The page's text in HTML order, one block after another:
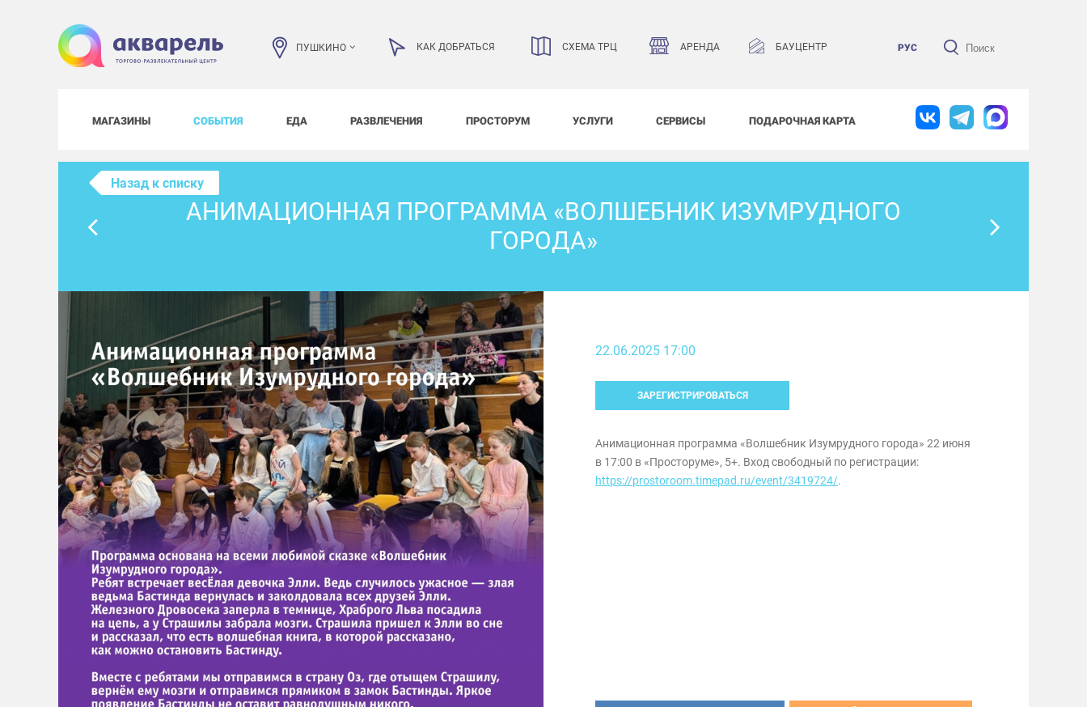
ПУШКИНО КАК ДОБРАТЬСЯ СХЕМА ТРЦ АРЕНДА БАУЦЕНТР РУС
МАГАЗИНЫ СОБЫТИЯ ЕДА РАЗВЛЕЧЕНИЯ ПРОСТОРУМ УСЛУГИ СЕРВИСЫ ПОДАРОЧНАЯ КАРТА
Назад к списку
АНИМАЦИОННАЯ ПРОГРАММА «ВОЛШЕБНИК ИЗУМРУДНОГО
ГОРОДА»
22.06.2025 17:00
ЗАРЕГИСТРИРОВАТЬСЯ
Анимационная программа «Волшебник Изумрудного города» 22 июня
в 17:00 в «Просторуме», 5+. Вход свободный по регистрации:
https://prostoroom.timepad.ru/event/3419724/.